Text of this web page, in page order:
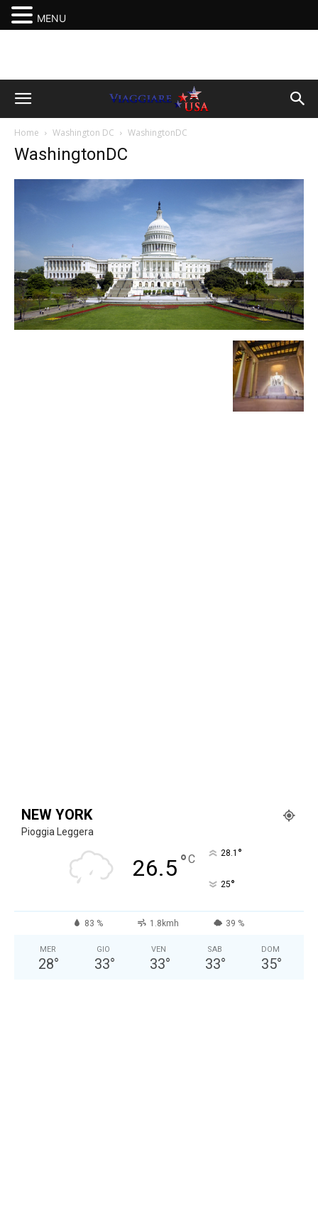
Home Washington DC WashingtonDC
WashingtonDC
NEW YORK
Pioggia Leggera
26.5°C 28.1 °
25°
83 % 1.8kmh 39 %
MER
28°
GIO
33°
VEN
33°
SAB
33°
DOM
35°
MENU